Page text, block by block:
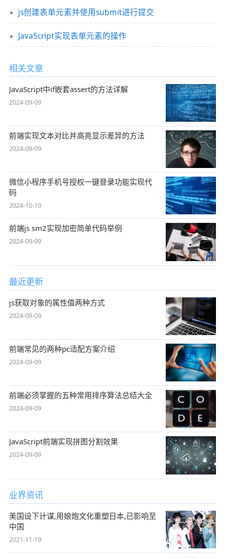
js创建表单元素并使用submit进行提交
JavaScript实现表单元素的操作
相关文章
JavaScript中if嵌套assert的方法详解
2024-09-09
前端实现文本对比并高亮显示差异的方法
2024-09-09
微信小程序手机号授权一键登录功能实现代
码
2024-10-10
前端js sm2实现加密简单代码举例
2024-09-09
最近更新
js获取对象的属性值两种方式
2024-09-09
前端常见的两种pc适配方案介绍
2024-09-09
前端必须掌握的五种常用排序算法总结大全
2024-09-09
JavaScript前端实现拼图分割效果
2024-09-09
业界资讯
美国设下计谋,用娘炮文化重塑日本,已影响至
中国
2021-11-19